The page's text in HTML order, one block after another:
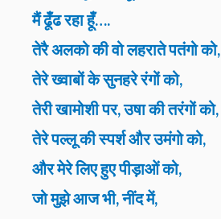
मैं ढूँढ रहा हूँ….
तेरै अलको की वो लहराते पतंगो को,
तेरे ख्वाबों के सुनहरे रंगों को,
तेरी खामोशी पर, उषा की तरंगों को,
तेरे पल्लू की स्पर्श और उमंगो को,
और मेरे लिए हुए पीड़ाओं को,
जो मुझे आज भी, नींद में,